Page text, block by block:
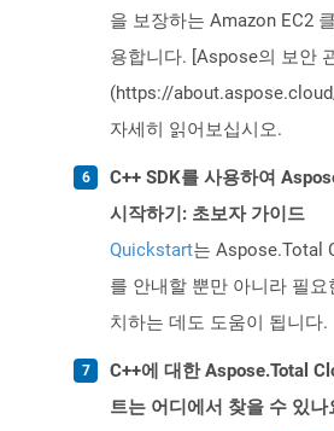
을 보장하는 Amazon EC2
용합니다. [Aspose의 보안
(https://
자세히 읽어보십시오.
C++ SDK를 사용하여
시작하기: 초보자 가이드
Quickstart는 Aspose.Total
를 안내할 뿐만 아니라 필
치하는 데도 도움이 됩니다.
C++에 대한 Aspose.Total
트는 어디에서 찾을 수 있나